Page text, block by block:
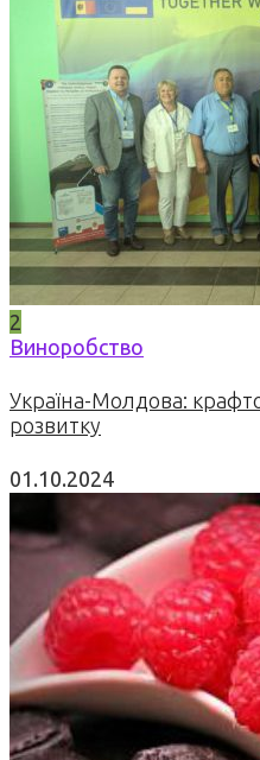
2
Виноробство
Україна-Молдова:
розвитку
01.10.2024